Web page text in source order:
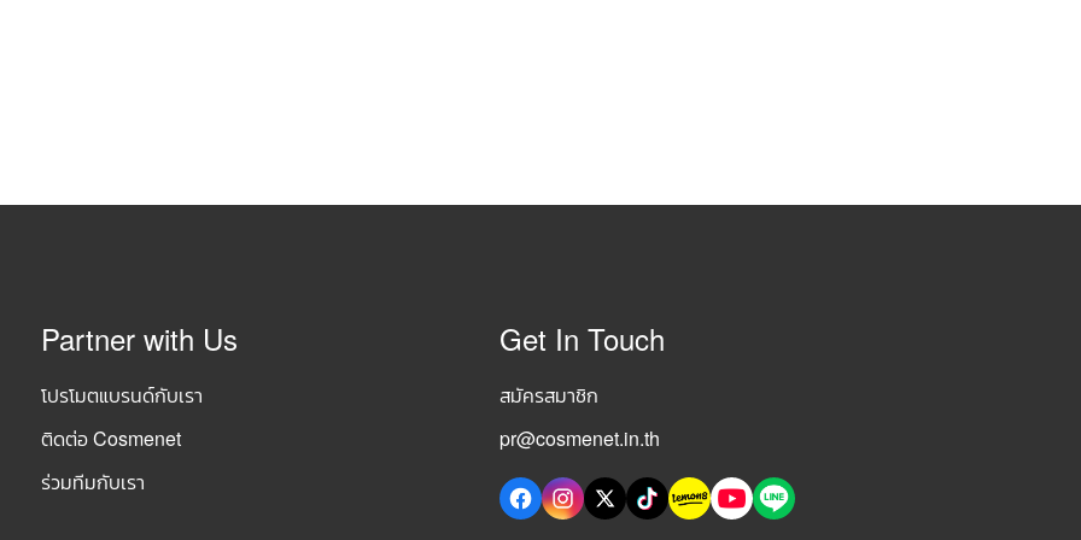
Partner with Us
โปรโมตแบรนด์กับเรา
ติดต่อ Cosmenet
ร่วมทีมกับเรา
Get In Touch
สมัครสมาชิก
pr@cosmenet.in.th